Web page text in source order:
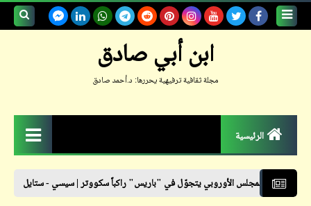
ابن أبي صادق
مجلة ثقافية ترفيهية يحررها: د.أحمد صادق
الرئيسية
الأوروبي يتجوّل في "باريس" راكباً سكووتر | سيسي - ستايل نشرة أسعار